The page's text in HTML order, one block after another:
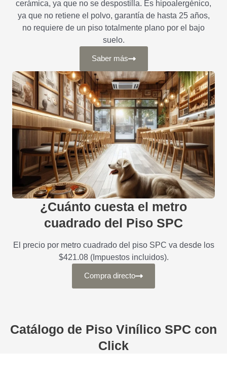
cerámica, ya que no se despostilla. Es hipoalergénico,
ya que no retiene el polvo, garantía de hasta 25 años,
no requiere de un piso totalmente plano por el bajo
suelo.
Saber más
¿Cuánto cuesta el metro
cuadrado del Piso SPC
El precio por metro cuadrado del piso SPC va desde los
$421.08 (Impuestos incluidos).
Compra directo
Catálogo de Piso Vinílico SPC con
Click